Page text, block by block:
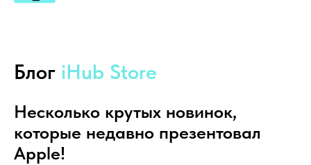
Блог iHub Store
Несколько крутых новинок,
которые недавно презентовал
Apple!